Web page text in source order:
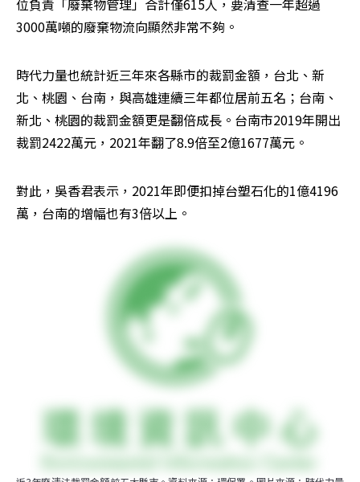
位負責「廢棄物管理」合計僅615人，要清查一年超過
3000萬噸的廢棄物流向顯然非常不夠。
時代力量也統計近三年來各縣市的裁罰金額，台北、新
北、桃園、台南，與高雄連續三年都位居前五名；台南、
新北、桃園的裁罰金額更是翻倍成長。台南市2019年開出
裁罰2422萬元，2021年翻了8.9倍至2億1677萬元。
對此，吳香君表示，2021年即便扣掉台塑石化的1億4196
萬，台南的增幅也有3倍以上。